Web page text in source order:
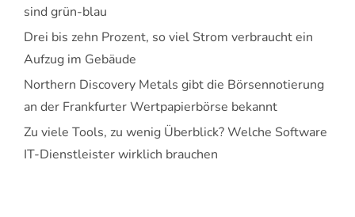
sind grün-blau
Drei bis zehn Prozent, so viel Strom verbraucht ein
Aufzug im Gebäude
Northern Discovery Metals gibt die Börsennotierung
an der Frankfurter Wertpapierbörse bekannt
Zu viele Tools, zu wenig Überblick? Welche Software
IT-Dienstleister wirklich brauchen